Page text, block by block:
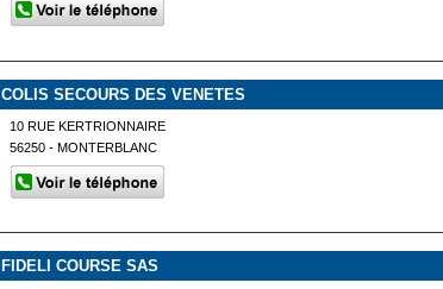
COLIS SECOURS DES VENETES
10 RUE KERTRIONNAIRE
56250 - MONTERBLANC
FIDELI COURSE SAS